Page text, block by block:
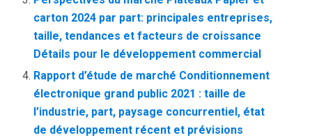
carton 2024 par part: principales entreprises,
taille, tendances et facteurs de croissance
Détails pour le développement commercial
Rapport d’étude de marché Conditionnement
électronique grand public 2021 : taille de
l’industrie, part, paysage concurrentiel, état
de développement récent et prévisions